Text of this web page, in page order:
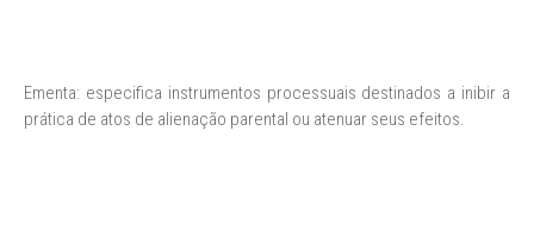
Ementa: especifica instrumentos processuais destinados a inibir a
prática de atos de alienação parental ou atenuar seus efeitos.